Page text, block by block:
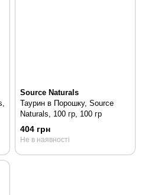
Source Naturals
Таурин в Порошку, Source
Naturals, 100 гр, 100 гр
404 грн
Не в наявності